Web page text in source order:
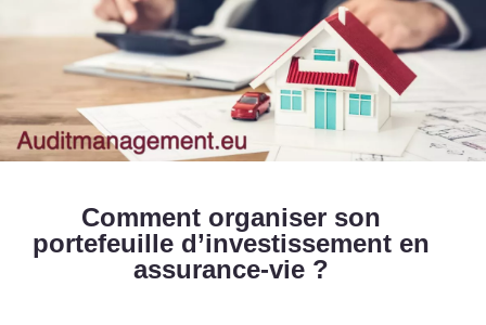
Comment organiser son
portefeuille d’investissement en
assurance-vie ?